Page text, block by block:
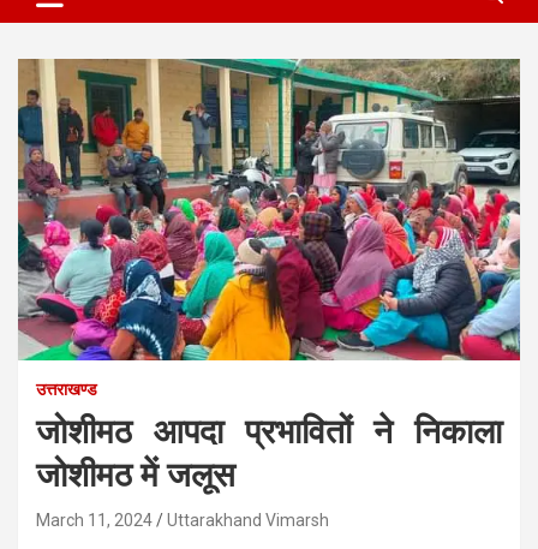
उत्तराखण्ड
जोशीमठ आपदा प्रभावितों ने निकाला
जोशीमठ में जलूस
March 11, 2024 Uttarakhand Vimarsh